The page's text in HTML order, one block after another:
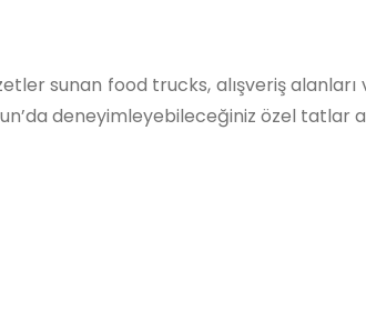
sunan food trucks, alışveriş
deneyimleyebileceğiniz özel tatlar